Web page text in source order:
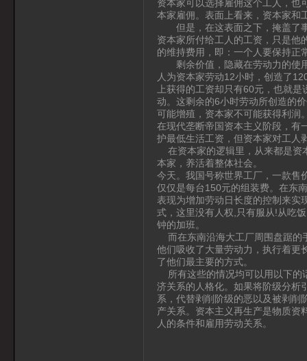
资本家可以选择雇佣这个工人，也
本家雇佣。表面上看来，资本家和
但是，在这表面之下，掩盖了事
资本家所付给工人的工资，只是他
的维持费用，即：一个人要保持正
剩余价值，隐藏在劳动力的使用
人为资本家劳动12小时，创造了
上获得的工资却只有60元，也就
动。这剩余的6小时劳动所创造的
可能增殖，资本家不可能获得利润
在现代垄断帝国资本主义阶段，有
护最低生活工资，但资本家对工人
在资本家的逻辑里，从来都是资
本家，养活着整体社会。
今天。我国号称世界工厂，一款售
仅仅是每台150元的组装费。在东
表现为增加劳动日长度的控制来实
式，这里没有人权,只有服从!从吃
钟的加班。
而在东南沿海大工厂周围盘踞的
他们吸收了大量劳动力，执行着更
了他们最主要的方式。
所有这些的情况均可以用以下的
济关系的人格化。如果将阶级分析
系，代替剥削阶级的恶以及被剥削
产关系。资本主义再生产是物质资
人的条件和雇用劳动关系。